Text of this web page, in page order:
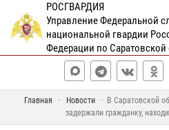
РОСГВАРДИЯ
Управление Федеральной
национальной гвардии
Федерации по Саратовской
Главная Новости
В Саратовской
задержали гражданку,